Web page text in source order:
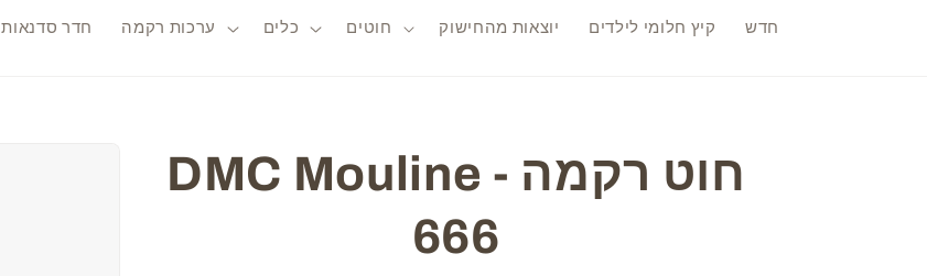
חדש קיץ חלומי לילדים יוצאות מהחישוק חוטים כלים ערכות רקמה חדר סדנאות
חוט רקמה DMC Mouline -
666